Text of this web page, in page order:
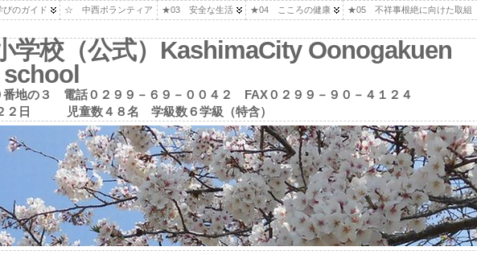
のガイド ☆ 中西ボランティア ★03 安全な生活 ★04 こころの健康 ★05 不祥事根絶に向けた取組
学校（公式）KashimaCity Oonogakuen
地の３ 電話０２９９－６９－００４２ FAX０２９９－９０－４１２４
２日 児童数４８名 学級数６学級（特含）